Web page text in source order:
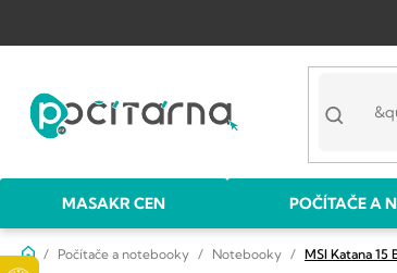
obsah
MASAKR CEN POČÍTAČE A
DomůPočítače a notebooky Notebooky MSI Katana 15